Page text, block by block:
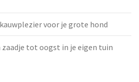
voor je grote hond
tot oogst in je eigen tuin